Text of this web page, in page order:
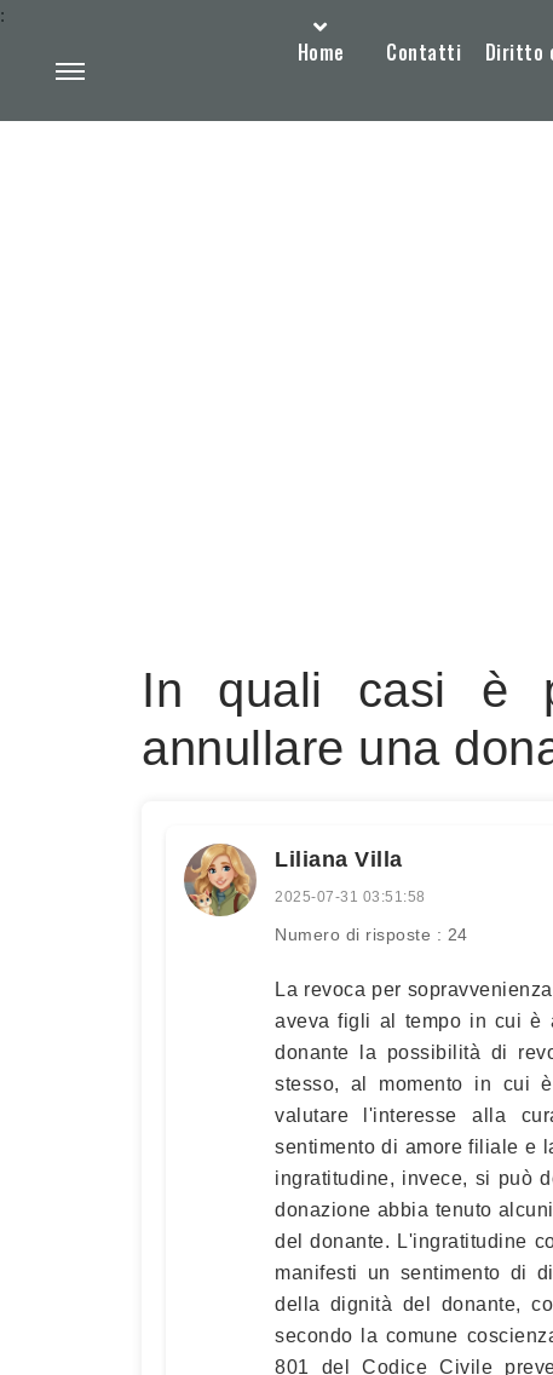
Home Contatti Diritto
:
In quali casi è
annullare una
Liliana Villa
2025-07-31 03:51:58
Numero di risposte : 24
La revoca per
aveva figli al tempo in cui è
donante la possibilità di
stesso, al momento in cui
valutare l'interesse alla
sentimento di amore filiale e
ingratitudine, invece, si può
donazione abbia tenuto
del donante. L'ingratitudine
manifesti un sentimento di
della dignità del donante,
secondo la comune
801 del Codice Civile